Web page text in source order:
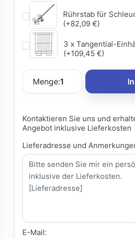
Rührstab für
(+82,09 €)
3 x Tangential-
(+109,45 €)
Menge:1
Kontaktieren Sie uns und
Angebot inklusive Lieferkosten
Lieferadresse und
E-Mail: